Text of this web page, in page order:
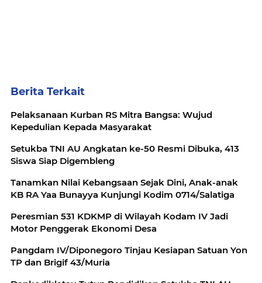
Berita Terkait
Pelaksanaan Kurban RS Mitra Bangsa: Wujud
Kepedulian Kepada Masyarakat
Setukba TNI AU Angkatan ke-50 Resmi Dibuka, 413
Siswa Siap Digembleng
Tanamkan Nilai Kebangsaan Sejak Dini, Anak-anak
KB RA Yaa Bunayya Kunjungi Kodim 0714/Salatiga
Peresmian 531 KDKMP di Wilayah Kodam IV Jadi
Motor Penggerak Ekonomi Desa
Pangdam IV/Diponegoro Tinjau Kesiapan Satuan Yon
TP dan Brigif 43/Muria